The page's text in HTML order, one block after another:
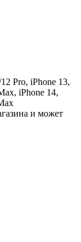
Pro, iPhone 13,
iPhone 14,
и может